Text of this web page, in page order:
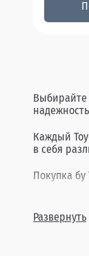
Выбирайте
Каждый
в себя
Покупка
Развернуть